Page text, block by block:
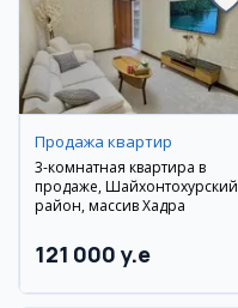
Продажа квартир
3-комнатная квартира в
продаже, Шайхонтохурский
район, массив Хадра
121 000 y.e